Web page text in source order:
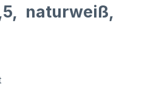
naturweiß,